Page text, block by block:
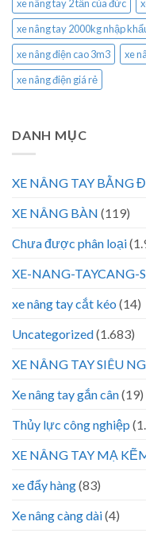
xe nâng tay 2 tấn của đức
xe nâng tay 2000kg nhập
xe nâng điện cao 3m3
xe
xe nâng điện giá rẻ
DANH MỤC
XE NÂNG TAY BẰNG
XE NÂNG BÀN (119)
Chưa được phân loại
XE-NANG-TAYCANG-
xe nâng tay cắt kéo (14)
Uncategorized(1.683)
XE NÂNG TAY SIÊU
Xe nâng tay gắn cân(19)
Thủy lực công nghiệp
XE NÂNG TAY MẠ
xe đẩy hàng(83)
Xe nâng càng dài(4)